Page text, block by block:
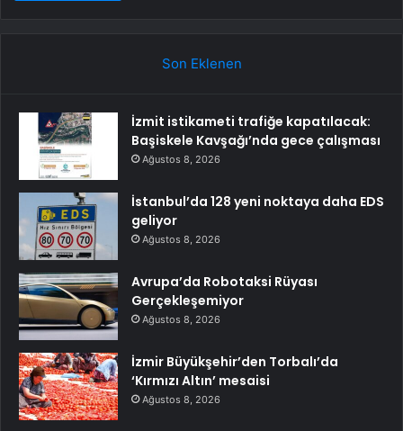
Son Eklenen
İzmit istikameti trafiğe kapatılacak:
Başiskele Kavşağı’nda gece çalışması
Ağustos 8, 2026
İstanbul’da 128 yeni noktaya daha EDS
geliyor
Ağustos 8, 2026
Avrupa’da Robotaksi Rüyası
Gerçekleşemiyor
Ağustos 8, 2026
İzmir Büyükşehir’den Torbalı’da
‘Kırmızı Altın’ mesaisi
Ağustos 8, 2026